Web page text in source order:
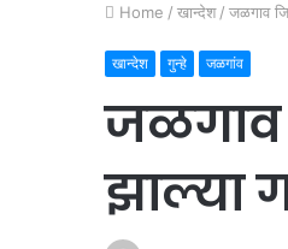
Home / खान्देश / जळगाव
खान्देश गुन्हे जळगांव
जळगाव
झाल्या